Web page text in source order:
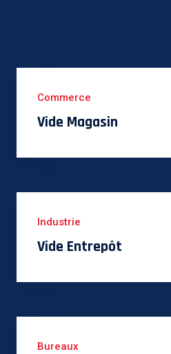
Commerce
Vide Magasin
Industrie
Vide Entrepôt
Bureaux